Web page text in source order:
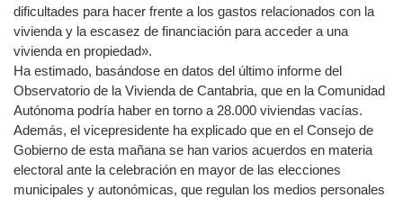
dificultades para hacer frente a los gastos relacionados con la
vivienda y la escasez de financiación para acceder a una
vivienda en propiedad».
Ha estimado, basándose en datos del último informe del
Observatorio de la Vivienda de Cantabria, que en la Comunidad
Autónoma podría haber en torno a 28.000 viviendas vacías.
Además, el vicepresidente ha explicado que en el Consejo de
Gobierno de esta mañana se han varios acuerdos en materia
electoral ante la celebración en mayor de las elecciones
municipales y autonómicas, que regulan los medios personales